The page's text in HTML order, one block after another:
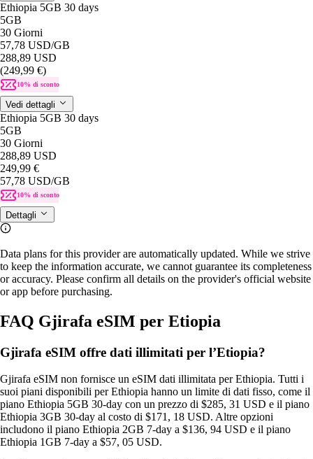
Ethiopia 5GB 30 days
5GB
30 Giorni
57,78 USD/GB
288,89 USD
(249,99 €)
10% di sconto
Vedi dettagli
Ethiopia 5GB 30 days
5GB
30 Giorni
288,89 USD
249,99 €
57,78 USD/GB
10% di sconto
Dettagli
Data plans for this provider are automatically updated. While we strive
to keep the information accurate, we cannot guarantee its completeness
or accuracy. Please confirm all details on the provider's official website
or app before purchasing.
FAQ Gjirafa eSIM per Etiopia
Gjirafa eSIM offre dati illimitati per l’Etiopia?
Gjirafa eSIM non fornisce un eSIM dati illimitata per Ethiopia. Tutti i
suoi piani disponibili per Ethiopia hanno un limite di dati fisso, come il
piano Ethiopia 5GB 30‑day con un prezzo di $285, 31 USD e il piano
Ethiopia 3GB 30‑day al costo di $171, 18 USD. Altre opzioni
includono il piano Ethiopia 2GB 7‑day a $136, 94 USD e il piano
Ethiopia 1GB 7‑day a $57, 05 USD.